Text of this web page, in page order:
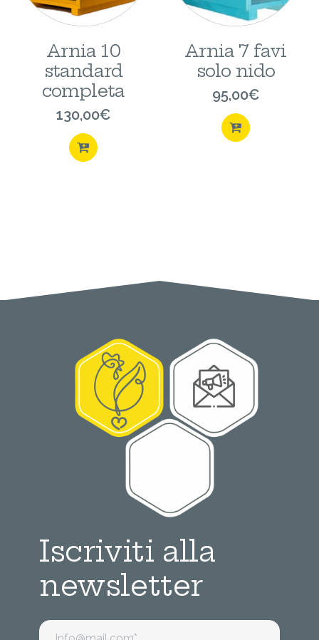
Arnia 10
standard
completa
130,00€
Arnia 7 favi
solo nido
95,00€
Iscriviti alla
newsletter